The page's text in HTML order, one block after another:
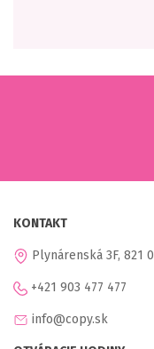
KONTAKT
Plynárenská 3F, 821
+421 903 477 477
info@copy.sk